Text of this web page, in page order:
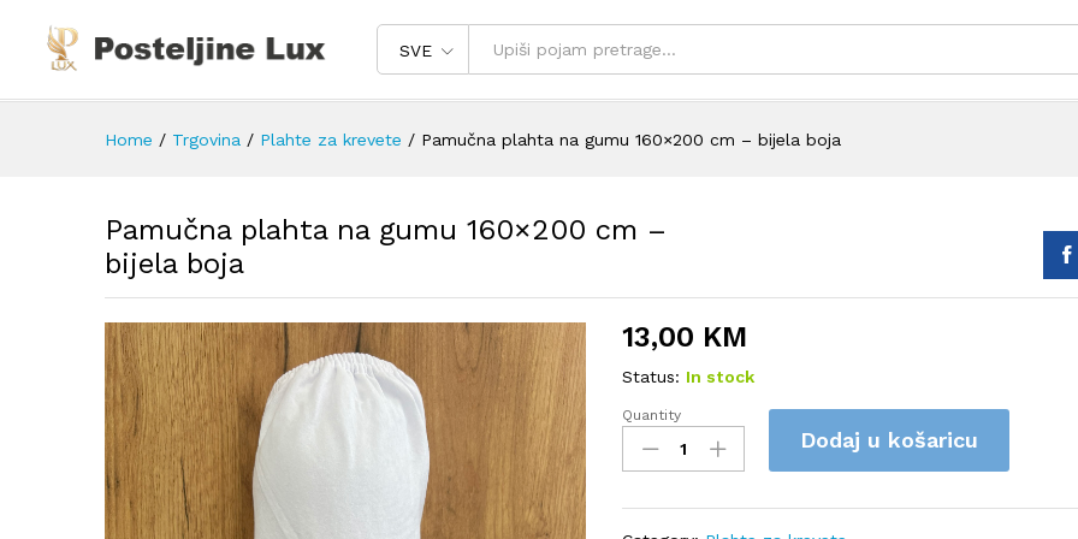
SVE
Home / Trgovina / Plahte za krevete / Pamučna plahta na gumu 160×200 cm – bijela boja
Pamučna plahta na gumu 160×200 cm –
bijela boja
13,00 KM
Status: In stock
Pamučna
plahta
na
Quantity
Dodaj u košaricu